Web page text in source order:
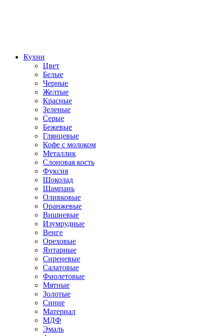
Кухни
Цвет
Белые
Черные
Желтые
Красные
Зеленые
Серые
Бежевые
Глянцевые
Кофе с молоком
Металлик
Слоновая кость
Фуксия
Шоколад
Шампань
Оливковые
Оранжевые
Вишневые
Изумрудные
Венге
Ореховые
Янтарные
Сиреневые
Салатовые
Фиолетовые
Мятные
Золотые
Синие
Материал
МДФ
Эмаль